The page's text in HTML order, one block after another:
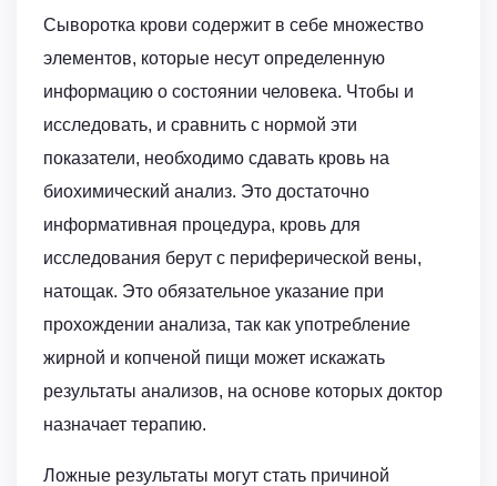
Сыворотка крови содержит в себе множество
элементов, которые несут определенную
информацию о состоянии человека. Чтобы и
исследовать, и сравнить с нормой эти
показатели, необходимо сдавать кровь на
биохимический анализ. Это достаточно
информативная процедура, кровь для
исследования берут с периферической вены,
натощак. Это обязательное указание при
прохождении анализа, так как употребление
жирной и копченой пищи может искажать
результаты анализов, на основе которых доктор
назначает терапию.
Ложные результаты могут стать причиной